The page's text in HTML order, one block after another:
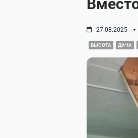
27.08.2025
ВЫСОТА ДАЧА